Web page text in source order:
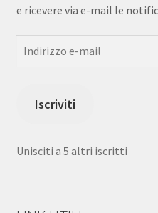
e ricevere via e-mail le
Iscriviti
Unisciti a 5 altri iscritti